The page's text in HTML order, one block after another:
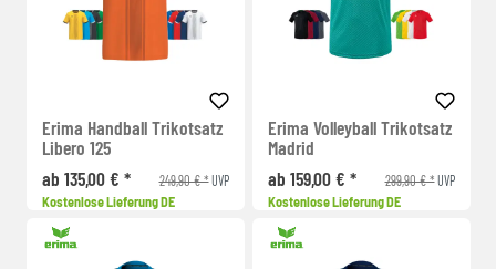
Erima Handball Trikotsatz
Libero 125
ab 135,00 € *
249,90 € *UVP
Kostenlose Lieferung DE
Erima Volleyball Trikotsatz
Madrid
ab 159,00 € *
299,90 € *UVP
Kostenlose Lieferung DE